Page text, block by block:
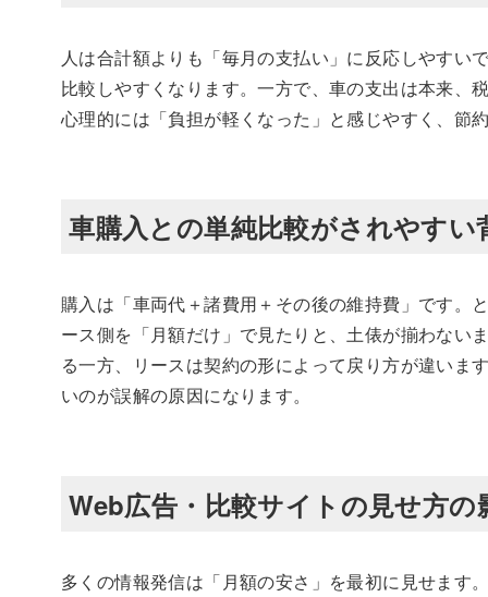
人は合計額よりも「毎月の支払い」に反応しやすい
比較しやすくなります。一方で、車の支出は本来、
心理的には「負担が軽くなった」と感じやすく、節
車購入との単純比較がされやすい
購入は「車両代＋諸費用＋その後の維持費」です。
ース側を「月額だけ」で見たりと、土俵が揃わない
る一方、リースは契約の形によって戻り方が違いま
いのが誤解の原因になります。
Web広告・比較サイトの見せ方の
多くの情報発信は「月額の安さ」を最初に見せます